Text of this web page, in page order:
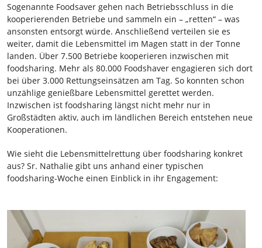
Sogenannte Foodsaver gehen nach Betriebsschluss in die
kooperierenden Betriebe und sammeln ein – „retten“ – was
ansonsten entsorgt würde. Anschließend verteilen sie es
weiter, damit die Lebensmittel im Magen statt in der Tonne
landen. Über 7.500 Betriebe kooperieren inzwischen mit
foodsharing. Mehr als 80.000 Foodshaver engagieren sich dort
bei über 3.000 Rettungseinsätzen am Tag. So konnten schon
unzählige genießbare Lebensmittel gerettet werden.
Inzwischen ist foodsharing längst nicht mehr nur in
Großstädten aktiv, auch im ländlichen Bereich entstehen neue
Kooperationen.
Wie sieht die Lebensmittelrettung über foodsharing konkret
aus? Sr. Nathalie gibt uns anhand einer typischen
foodsharing-Woche einen Einblick in ihr Engagement: